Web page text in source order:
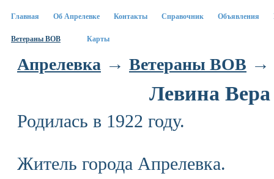
Главная Об Апрелевке Контакты Справочник Объявления
Ветераны ВОВ Карты
Апрелевка → Ветераны ВОВ →
Левина
Родилась в 1922 году.
Житель города Апрелевка.